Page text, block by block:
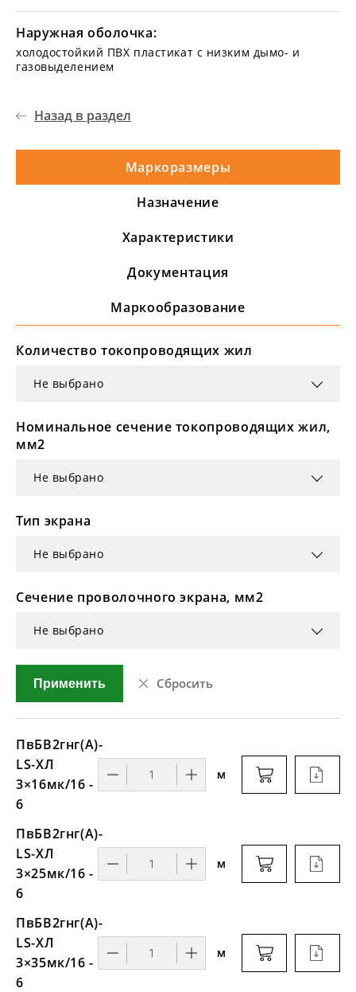
Наружная оболочка:
холодостойкий ПВХ пластикат с низким дымо- и
газовыделением
Назад в раздел
Маркоразмеры
Назначение
Характеристики
Документация
Маркообразование
Количество токопроводящих жил
Не выбрано
Номинальное сечение токопроводящих жил,
мм2
Не выбрано
Тип экрана
Не выбрано
Сечение проволочного экрана, мм2
Не выбрано
Применить Сбросить
ПвБВ2гнг(А)-
LS-ХЛ
3×16мк/16 -
6
м
ПвБВ2гнг(А)-
LS-ХЛ
3×25мк/16 -
6
м
ПвБВ2гнг(А)-
LS-ХЛ
3×35мк/16 -
6
м